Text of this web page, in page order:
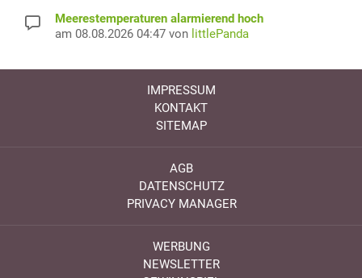
Meerestemperaturen alarmierend hoch
am 08.08.2026 04:47 von littlePanda
IMPRESSUM
KONTAKT
SITEMAP
AGB
DATENSCHUTZ
PRIVACY MANAGER
WERBUNG
NEWSLETTER